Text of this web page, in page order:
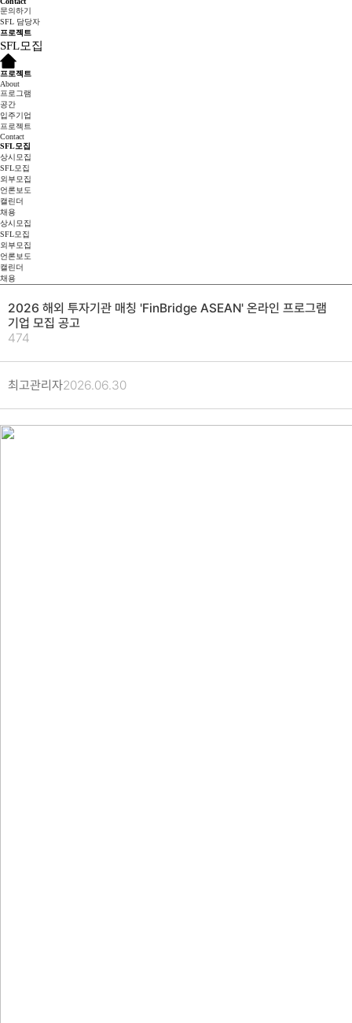
문의하기
SFL 담당자
프로젝트
SFL모집
프로젝트
About
프로그램
공간
입주기업
프로젝트
Contact
SFL모집
상시모집
SFL모집
외부모집
언론보도
캘린더
채용
상시모집
SFL모집
외부모집
언론보도
캘린더
채용
2026 해외 투자기관 매칭 'FinBridge ASEAN' 온라인 프로그램
기업 모집 공고
474
최고관리자2026.06.30